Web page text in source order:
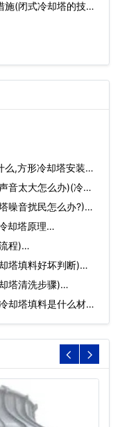
施(闭式冷却塔的技术
,方形冷却塔安装步
音太大怎么办)(冷却
噪音扰民怎么办?)…
却塔原理…
程)…
塔填料好坏判断)…
塔清洗步骤)…
却塔填料是什么材质)